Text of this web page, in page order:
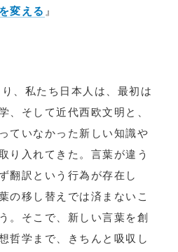
変える 』
、私たち日本人は、最初は
、そして近代西欧文明と、
ていなかった新しい知識や
り入れてきた。言葉が違う
翻訳という行為が存在し
の移し替えでは済まないこ
。そこで、新しい言葉を創
哲学まで、きちんと吸収し